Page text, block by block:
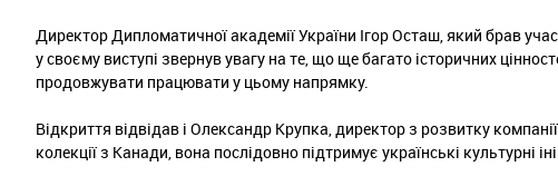
Директор Дипломатичної академії України Ігор Осташ, який брав
у своєму виступі звернув увагу на те, що ще багато історичних
продовжувати працювати у цьому напрямку.
Відкриття відвідав і Олександр Крупка, директор з розвитку
колекції з Канади, вона послідовно підтримує українські культурні